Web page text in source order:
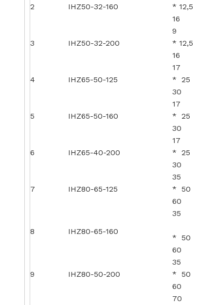
2 IHZ50-32-160 * 12,5
16
3 IHZ50-32-200
9
* 12,5
16
4 IHZ65-50-125
17
* 25
30
5 IHZ65-50-160
17
* 25
30
6 IHZ65-40-200
17
* 25
30
7 IHZ80-65-125
35
* 50
60
8 IHZ80-65-160
35
* 50
60
9 IHZ80-50-200
35
* 50
60
70